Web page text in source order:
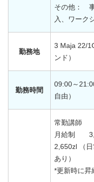
その他：
入、ワーク
勤務地
3 Maja 22/
ンド）
勤務時間
09:00～
自由）
常勤講師
月給制
2,650zl （
あり）
*更新時に昇